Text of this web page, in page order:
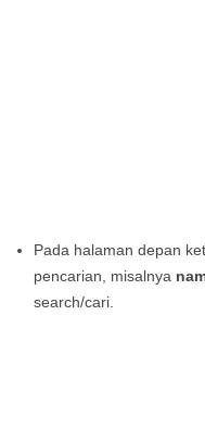
Pada halaman depan
pencarian, misalnya
search/cari.